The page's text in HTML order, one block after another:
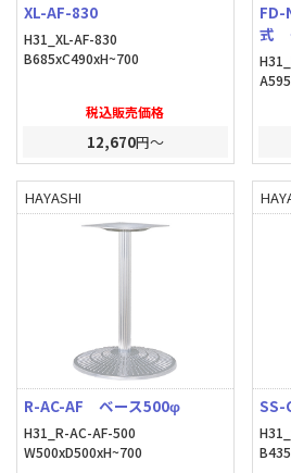
XL-AF-830
H31_XL-AF-830
B685xC490xH~700
税込販売価格
12,670円～
式
HAYASHI
R-AC-AF ベース500φ
H31_R-AC-AF-500
W500xD500xH~700
SS-